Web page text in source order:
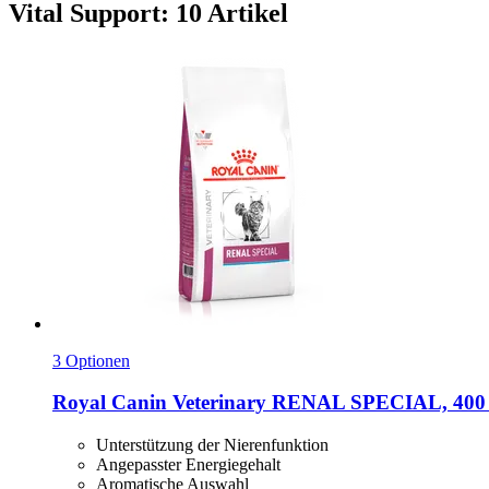
Vital Support: 10 Artikel
3 Optionen
Royal Canin Veterinary RENAL SPECIAL, 400
Unterstützung der Nierenfunktion
Angepasster Energiegehalt
Aromatische Auswahl